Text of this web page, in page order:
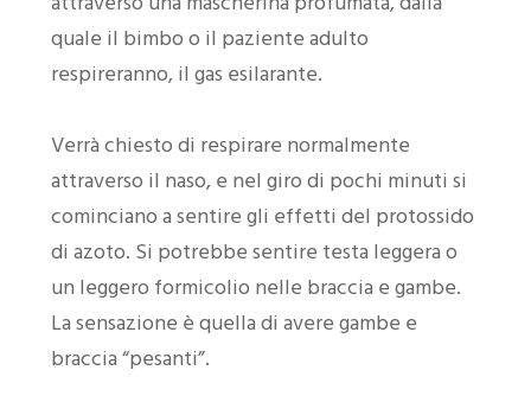
quale il bimbo o il paziente adulto
respireranno, il gas esilarante.
Verrà chiesto di respirare normalmente
attraverso il naso, e nel giro di pochi minuti si
cominciano a sentire gli effetti del protossido
di azoto. Si potrebbe sentire testa leggera o
un leggero formicolio nelle braccia e gambe.
La sensazione è quella di avere gambe e
braccia “pesanti”.